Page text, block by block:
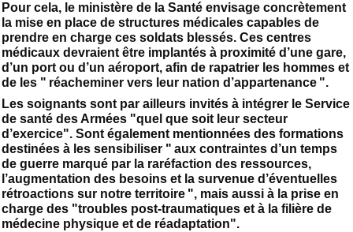
Pour cela, le ministère de la Santé envisage concrètement
la mise en place de structures médicales capables de
prendre en charge ces soldats blessés. Ces centres
médicaux devraient être implantés à proximité d’une gare,
d’un port ou d’un aéroport, afin de rapatrier les hommes et
de les " réacheminer vers leur nation d’appartenance ".
Les soignants sont par ailleurs invités à intégrer le Service
de santé des Armées "quel que soit leur secteur
d’exercice". Sont également mentionnées des formations
destinées à les sensibiliser " aux contraintes d’un temps
de guerre marqué par la raréfaction des ressources,
l’augmentation des besoins et la survenue d’éventuelles
rétroactions sur notre territoire ", mais aussi à la prise en
charge des "troubles post-traumatiques et à la filière de
médecine physique et de réadaptation".